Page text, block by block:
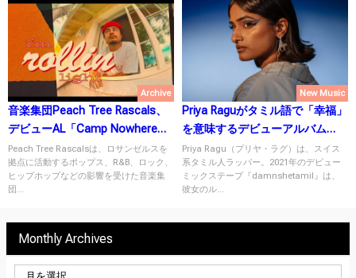
Archive
音楽集団Peach Tree Rascals、
デビューAL「Camp Nowhere」
をリリース！
Peach Tree Rascalsは、ロサンゼルスを
拠点に活動するポップス、R&B、ロック、
ヒップホップなどの影響を受けた音楽集
団...
New Music
Priya Raguがタミル語で「幸福」
を意味するデビューアルバム
『Santhosam』を10月20日にリ
リース！
Priya Ragu（プリヤ・ラグ）は、スイス
系タミル人ラッパー。2021年のデビュー
ミックステープ『damnshetamil』は、
彼女のル...
Monthly Archives